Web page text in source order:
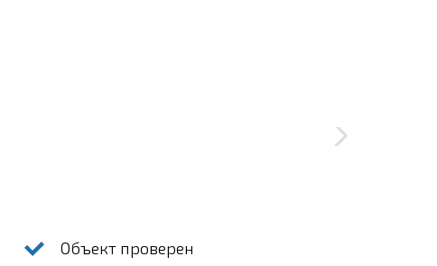
Объект проверен